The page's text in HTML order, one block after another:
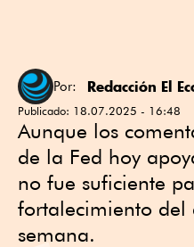
Por: Redacción El
Publicado: 18.07.2025 - 16:48
Aunque los
de la Fed hoy
no fue suficiente
fortalecimiento
semana.